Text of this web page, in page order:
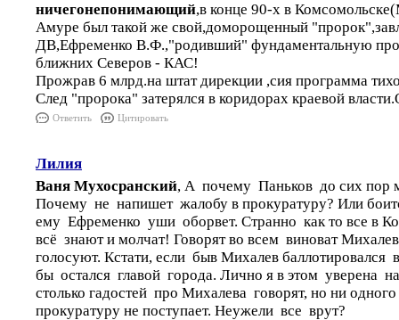
ничегонепонимающий,в конце 90-х в
Амуре был такой же свой,доморощенный
ДВ,Ефременко В.Ф.,"родивший" фундаментальную
ближних Северов - КАС!
Прожрав 6 млрд.на штат дирекции ,сия программа
След "пророка" затерялся в коридорах краевой
Ответить Цитировать
Лилия
Ваня Мухосранский, А почему Паньков до сих пор
Почему не напишет жалобу в прокуратуру? Или
ему Ефременко уши оборвет. Странно как то все в
всё знают и молчат! Говорят во всем виноват
голосуют. Кстати, если быв Михалев
бы остался главой города. Лично я в этом уверена
столько гадостей про Михалева говорят, но ни
прокуратуру не поступает. Неужели все врут?